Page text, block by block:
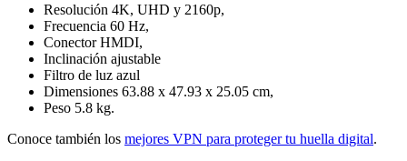
Resolución 4K, UHD y 2160p,
Frecuencia 60 Hz,
Conector HMDI,
Inclinación ajustable
Filtro de luz azul
Dimensiones 63.88 x 47.93 x 25.05 cm,
Peso 5.8 kg.
Conoce también los mejores VPN para proteger tu huella digital.